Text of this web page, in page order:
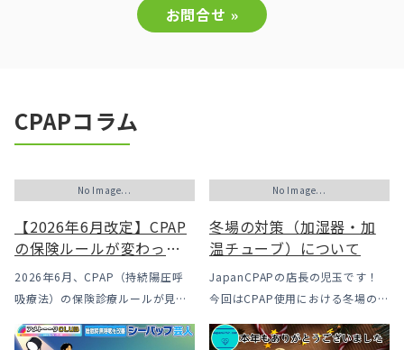
お問合せ »
CPAPコラム
No Image...
【2026年6月改定】CPAP
の保険ルールが変わった
｜CPAPが使えなくなるか
も？変更のメリット・デ
う選択肢
2026年6月、CPAP（持続陽圧呼
吸療法）の保険診療ルールが見直
ルは下がった一方で、「続ける」
No Image...
冬場の対策（加湿器・加
温チューブ）について
JapanCPAPの店長の児玉です！
今回はCPAP使用における冬場のよ
露」についてのお話をさせて頂き